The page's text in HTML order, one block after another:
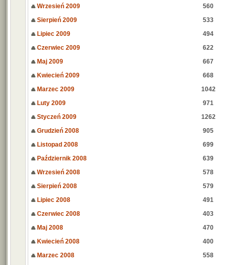
Wrzesień 2009
560
Sierpień 2009
533
Lipiec 2009
494
Czerwiec 2009
622
Maj 2009
667
Kwiecień 2009
668
Marzec 2009
1042
Luty 2009
971
Styczeń 2009
1262
Grudzień 2008
905
Listopad 2008
699
Październik 2008
639
Wrzesień 2008
578
Sierpień 2008
579
Lipiec 2008
491
Czerwiec 2008
403
Maj 2008
470
Kwiecień 2008
400
Marzec 2008
558